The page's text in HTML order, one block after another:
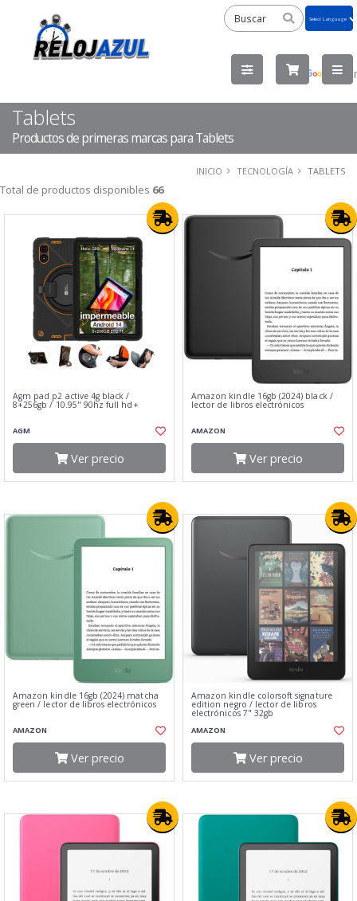
by
Tablets
Productos de primeras marcas para Tablets
INICIO TECNOLOGÍA TABLETS
Total de productos disponibles 66
Agm pad p2 active 4g black /
8+256gb / 10.95" 90hz full hd+
AGM
Ver precio
Amazon kindle 16gb (2024) black /
lector de libros electrónicos
AMAZON
Ver precio
Amazon kindle 16gb (2024) matcha
green / lector de libros electrónicos
AMAZON
Ver precio
Amazon kindle colorsoft signature
edition negro / lector de libros
electrónicos 7" 32gb
AMAZON
Ver precio